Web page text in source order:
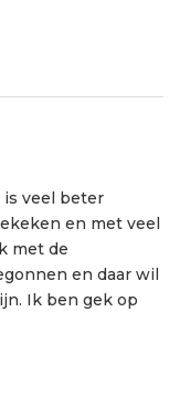
veel beter
en met veel
met de
en daar wil
Ik ben gek op